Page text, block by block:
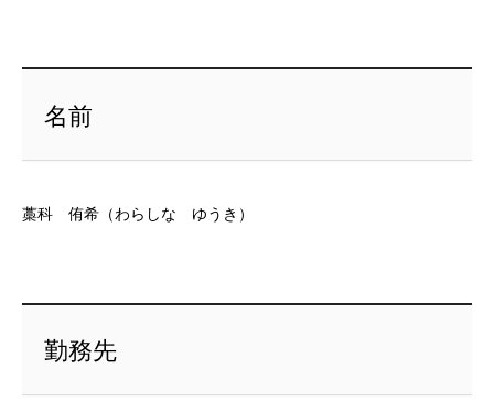
名前
藁科 侑希（わらしな ゆうき）
勤務先